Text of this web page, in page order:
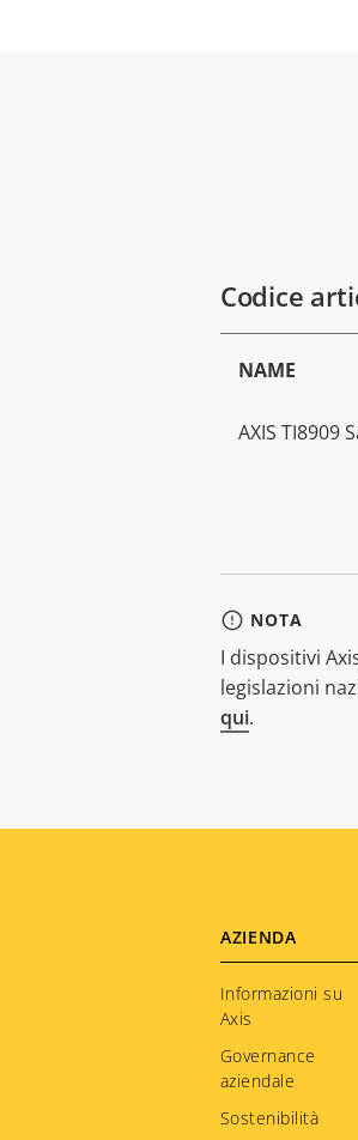
Codice
NAME
AXIS TI8909
NOTA
I dispositivi
legislazioni
qui.
Footer
menu
AZIENDA
Informazioni su
Axis
Governance
aziendale
Sostenibilità